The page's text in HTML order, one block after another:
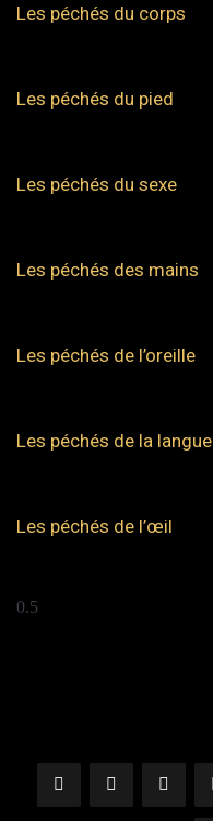
Les péchés du corps
Les péchés du pied
Les péchés du sexe
Les péchés des mains
Les péchés de l’oreille
Les péchés de la langue
Les péchés de l’œil